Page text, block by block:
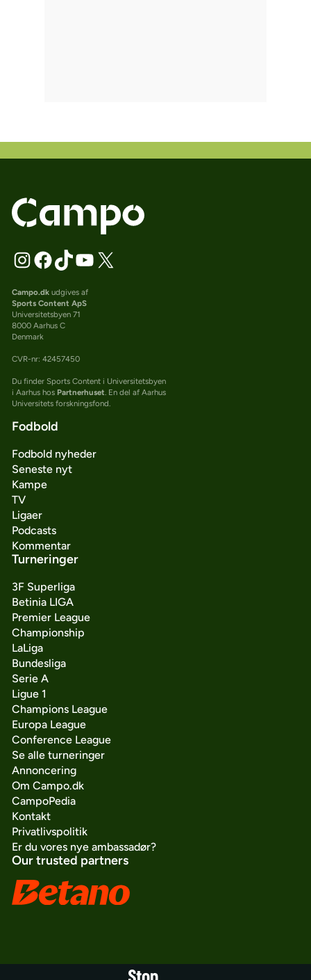
Campo.dkudgives af
Sports Content ApS
Universitetsbyen 71
8000 Aarhus C
Denmark
CVR-nr: 42457450
Du finder Sports Content i Universitetsbyen
i Aarhus hos Partnerhuset . En del af Aarhus
Universitets forskningsfond.
Fodbold
Fodbold nyheder
Seneste nyt
Kampe
TV
Ligaer
Podcasts
Kommentar
Turneringer
3F Superliga
Betinia LIGA
Premier League
Championship
LaLiga
Bundesliga
Serie A
Ligue 1
Champions League
Europa League
Conference League
Se alle turneringer
Annoncering
Om Campo.dk
CampoPedia
Kontakt
Privatlivspolitik
Er du vores nye ambassadør?
Our trusted partners